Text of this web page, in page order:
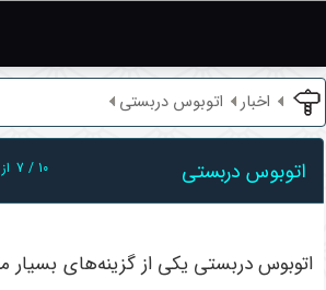
اخبار اتوبوس دربستی
اتوبوس دربستی 7 / 10 از
اتوبوس دربستی یکی از گزینه‌های